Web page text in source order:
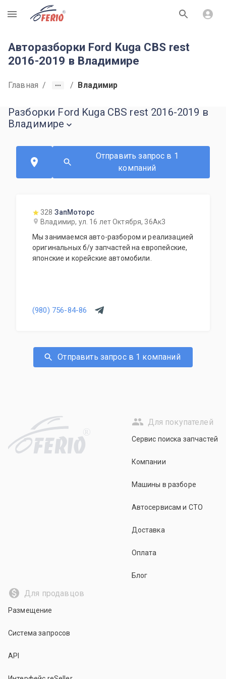
R
Авторазборки Ford Kuga CBS rest
2016-2019 в Владимире
Главная / / Владимир
Разборки Ford Kuga CBS rest 2016-2019 в
Владимире
Отправить запрос в 1
компаний
328 ЗапМоторс
Владимир, ул. 16 лет Октября, 36Ак3
Мы занимаемся авто-разбором и реализацией
оригинальных б/у запчастей на европейские,
японские и корейские автомобили.
(980) 756-84-86
Отправить запрос в 1 компаний
R
Для покупателей
Сервис поиска запчастей
Компании
Машины в разборе
Автосервисам и СТО
Доставка
Оплата
Блог
Для продавцов
Размещение
Система запросов
API